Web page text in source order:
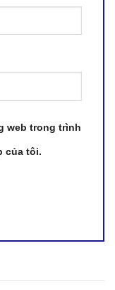
web trong trình
của tôi.